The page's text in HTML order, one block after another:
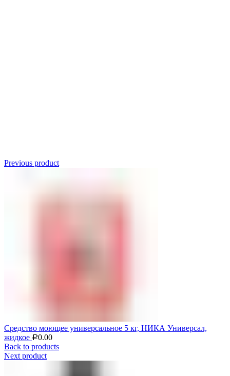
Previous product
Средство моющее универсальное 5 кг, НИКА Универсал,
жидкое Р0.00
Back to products
Next product